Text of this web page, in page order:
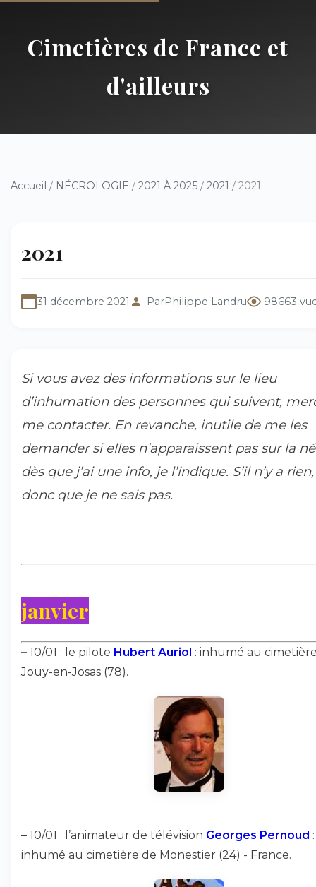
Cimetières de France et
d'ailleurs
Accueil / NÉCROLOGIE / 2021 À 2025 / 2021 / 2021
2021
31 décembre 2021 ParPhilippe Landru 98663
Si vous avez des informations sur le lieu
d’inhumation des personnes qui suivent,
me contacter. En revanche, inutile de me les
demander si elles n’apparaissent pas sur la
dès que j’ai une info, je l’indique. S’il n’y a rien,
donc que je ne sais pas.
janvier
– 10/01 : le pilote Hubert Auriol : inhumé au
Jouy-en-Josas (78).
– 10/01 : l’animateur de télévision Georges Pernoud :
inhumé au cimetière de Monestier (24) - France.